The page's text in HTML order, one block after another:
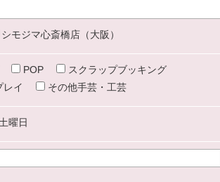
シモジマ心斎橋店（大阪）
POP
スクラップブッキング
レイ その他手芸・工芸
土曜日